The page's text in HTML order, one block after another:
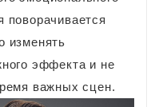
поворачивается
изменять
эффекта и не
важных сцен.